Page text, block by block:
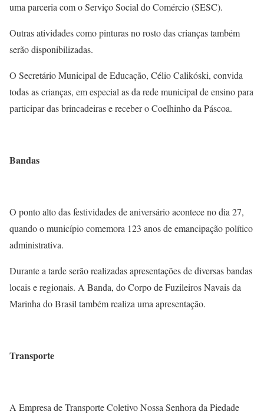
uma parceria com o Serviço Social do Comércio (SESC).
Outras atividades como pinturas no rosto das crianças também
serão disponibilizadas.
O Secretário Municipal de Educação, Célio Calikóski, convida
todas as crianças, em especial as da rede municipal de ensino para
participar das brincadeiras e receber o Coelhinho da Páscoa.
Bandas
O ponto alto das festividades de aniversário acontece no dia 27,
quando o município comemora 123 anos de emancipação político
administrativa.
Durante a tarde serão realizadas apresentações de diversas bandas
locais e regionais. A Banda, do Corpo de Fuzileiros Navais da
Marinha do Brasil também realiza uma apresentação.
Transporte
A Empresa de Transporte Coletivo Nossa Senhora da Piedade